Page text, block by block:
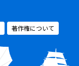
著作権について